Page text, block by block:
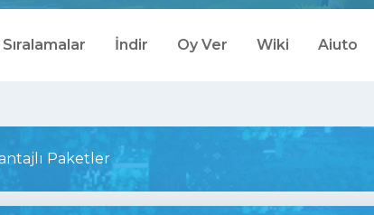
Sıralamalar İndir Oy Ver Wiki Aiuto
Paketler